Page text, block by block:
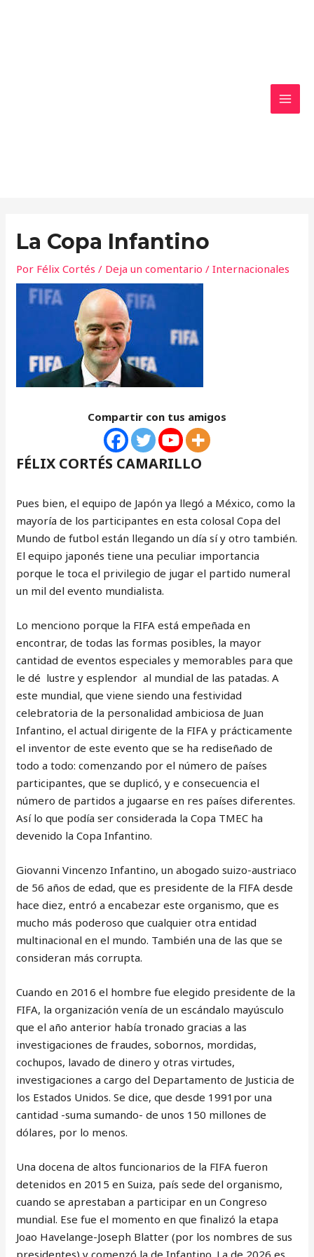
La Copa Infantino
Por Félix Cortés/ Deja un comentario /Internacionales
Compartir con tus amigos
FÉLIX CORTÉS CAMARILLO
Pues bien, el equipo de Japón ya llegó a México, como la
mayoría de los participantes en esta colosal Copa del
Mundo de futbol están llegando un día sí y otro también.
El equipo japonés tiene una peculiar importancia
porque le toca el privilegio de jugar el partido numeral
un mil del evento mundialista.
Lo menciono porque la FIFA está empeñada en
encontrar, de todas las formas posibles, la mayor
cantidad de eventos especiales y memorables para que
le dé lustre y esplendor al mundial de las patadas. A
este mundial, que viene siendo una festividad
celebratoria de la personalidad ambiciosa de Juan
Infantino, el actual dirigente de la FIFA y prácticamente
el inventor de este evento que se ha rediseñado de
todo a todo: comenzando por el número de países
participantes, que se duplicó, y e consecuencia el
número de partidos a jugaarse en res países diferentes.
Así lo que podía ser considerada la Copa TMEC ha
devenido la Copa Infantino.
Giovanni Vincenzo Infantino, un abogado suizo-austriaco
de 56 años de edad, que es presidente de la FIFA desde
hace diez, entró a encabezar este organismo, que es
mucho más poderoso que cualquier otra entidad
multinacional en el mundo. También una de las que se
consideran más corrupta.
Cuando en 2016 el hombre fue elegido presidente de la
FIFA, la organización venía de un escándalo mayúsculo
que el año anterior había tronado gracias a las
investigaciones de fraudes, sobornos, mordidas,
cochupos, lavado de dinero y otras virtudes,
investigaciones a cargo del Departamento de Justicia de
los Estados Unidos. Se dice, que desde 1991por una
cantidad -suma sumando- de unos 150 millones de
dólares, por lo menos.
Una docena de altos funcionarios de la FIFA fueron
detenidos en 2015 en Suiza, país sede del organismo,
cuando se aprestaban a participar en un Congreso
mundial. Ese fue el momento en que finalizó la etapa
Joao Havelange-Joseph Blatter (por los nombres de sus
presidentes) y comenzó la de Infantino. La de 2026 es,